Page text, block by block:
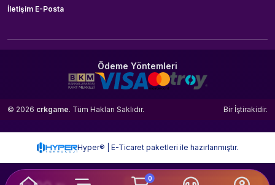
0
İletişim E-Posta
Ödeme Yöntemleri
© 2026 crkgame. Tüm Hakları Saklıdır. Bir İştirakidir.
Hyper® | E-Ticaret paketleri ile hazırlanmıştır.